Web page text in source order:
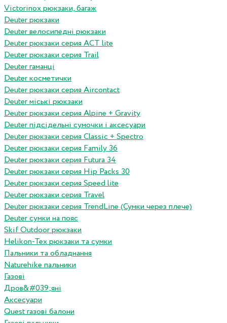
Victorinox рюкзаки, багаж
Deuter рюкзаки
Deuter велосипедні рюкзаки
Deuter рюкзаки серия ACT lite
Deuter рюкзаки серия Trail
Deuter гаманці
Deuter косметички
Deuter рюкзаки серия Aircontact
Deuter міські рюкзаки
Deuter рюкзаки серия Alpine + Gravity
Deuter підсідельні сумочки і аксесуари
Deuter рюкзаки серия Classic + Spectro
Deuter рюкзаки серия Family 36
Deuter рюкзаки серия Futura 34
Deuter рюкзаки серия Hip Packs 30
Deuter рюкзаки серия Speed lite
Deuter рюкзаки серия Travel
Deuter рюкзаки серия TrendLine (Сумки через плече)
Deuter сумки на пояс
Skif Outdoor рюкзаки
Helikon-Tex рюкзаки та сумки
Пальники та обладнання
Naturehike пальники
Газові
Дров&#039;яні
Аксесуари
Quest газові балони